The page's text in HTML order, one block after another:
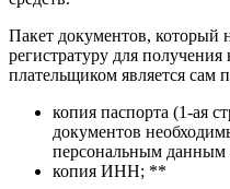
Пакет документов, который
регистратуру для получения
плательщиком является сам
копия паспорта (1-ая
документов
персональным
копия ИНН; **